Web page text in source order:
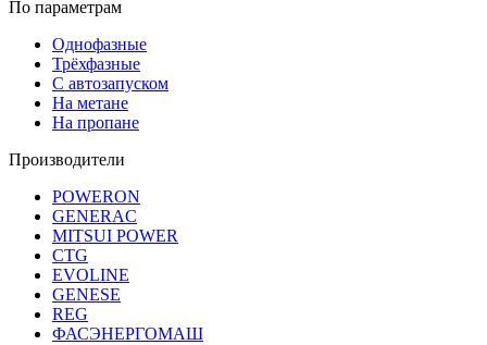
По параметрам
Однофазные
Трёхфазные
С автозапуском
На метане
На пропане
Производители
POWERON
GENERAC
MITSUI POWER
CTG
EVOLINE
GENESE
REG
ФАСЭНЕРГОМАШ